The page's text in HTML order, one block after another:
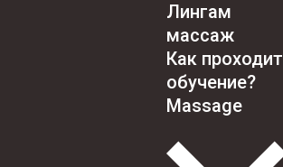
Лингам
массаж
Как проходит
обучение?
Massage